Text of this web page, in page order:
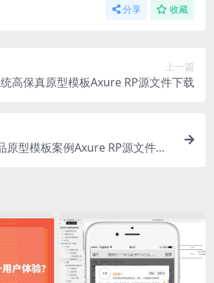
分享 收藏
上一篇
高保真原型模板Axure RP源文件下载
原型模板案例Axure RP源文件下